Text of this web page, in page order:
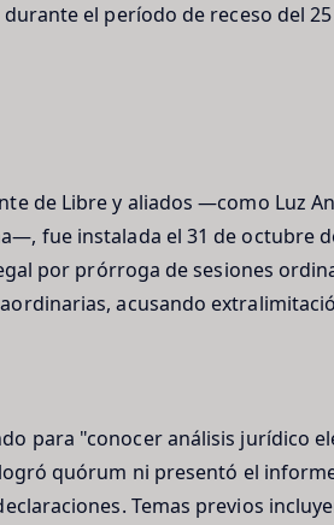
el período de receso del
de Libre y aliados —como Luz
fue instalada el 31 de octubre
por prórroga de sesiones
acusando
para "conocer análisis jurídico
quórum ni presentó el
Temas previos